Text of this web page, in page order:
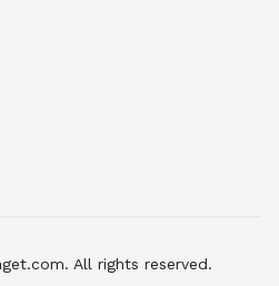
All rights reserved.